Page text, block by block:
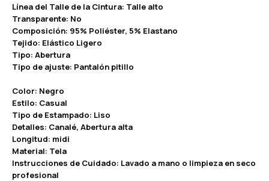
Línea del Talle de la Cintura: Talle alto
Transparente: No
Composición: 95% Poliéster, 5% Elastano
Tejido: Elástico Ligero
Tipo: Abertura
Tipo de ajuste: Pantalón pitillo
Color: Negro
Estilo: Casual
Tipo de Estampado: Liso
Detalles: Canalé, Abertura alta
Longitud: midi
Material: Tela
Instrucciones de Cuidado: Lavado a mano o limpieza en seco
profesional